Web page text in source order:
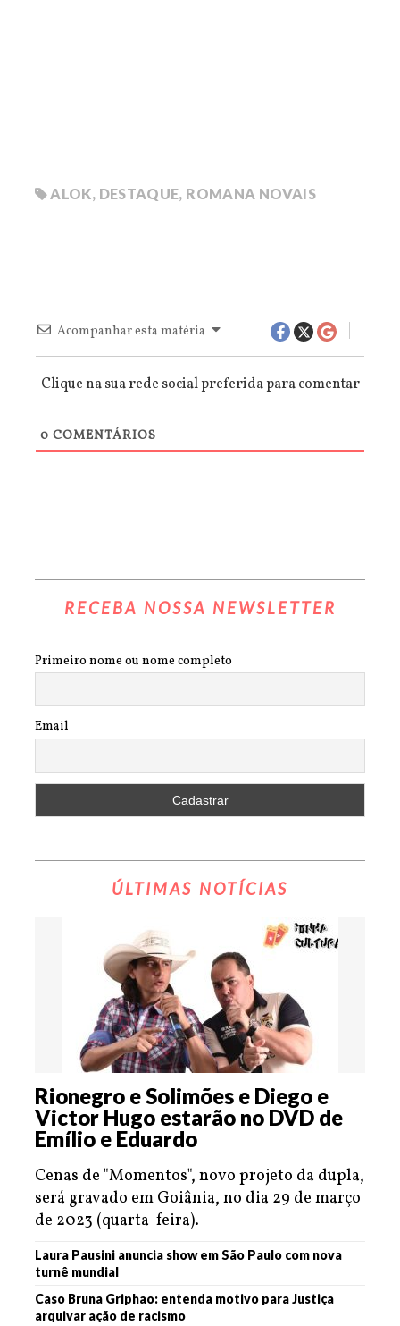
ALOK, DESTAQUE, ROMANA NOVAIS
Acompanhar esta matéria
Clique na sua rede social preferida para comentar
0 COMENTÁRIOS
RECEBA NOSSA NEWSLETTER
Primeiro nome ou nome completo
Email
ÚLTIMAS NOTÍCIAS
Rionegro e Solimões e Diego e
Victor Hugo estarão no DVD de
Emílio e Eduardo
Cenas de "Momentos", novo projeto da dupla,
será gravado em Goiânia, no dia 29 de março
de 2023 (quarta-feira).
Laura Pausini anuncia show em São Paulo com nova
turnê mundial
Caso Bruna Griphao: entenda motivo para Justiça
arquivar ação de racismo